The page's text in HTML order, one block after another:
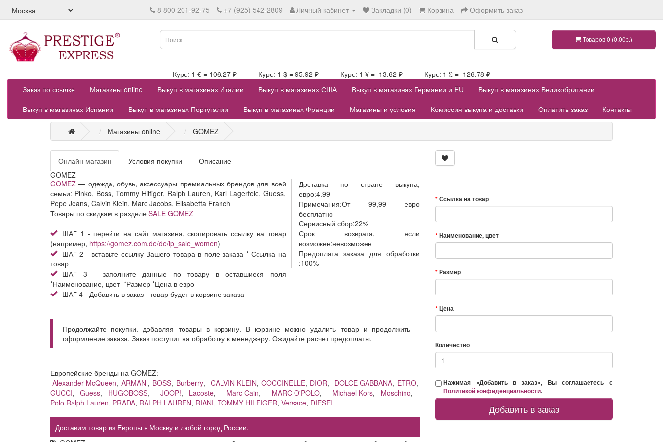
8 800 201-92-75 +7 (925) 542-2809 Личный кабинет Закладки (0) Корзина Оформить заказ
Товаров 0 (0.00р.)
Курс: 1 € = 106.27 ₽ Курс: 1 $ = 95.92 ₽ Курс: 1 ¥ = 13.62 ₽ Курс: 1 £ = 126.78 ₽
Заказ по ссылке
Магазины online Выкуп в магазинах Италии Выкуп в магазинах США Выкуп в магазинах Германии и EU
Выкуп в магазинах Великобритании
Выкуп в магазинах Испании
Выкуп в магазинах Португалии Выкуп в магазинах Франции Магазины и условия Комиссия выкупа и доставки Оплатить заказ Контакты
Магазины online GOMEZ
Онлайн магазин Условия покупки
Описание
GOMEZ
Доставка
по стране выкупа,
евро:4.99
Примечания:От 99,99 евро
бесплатно
Сервисный сбор:22%
Срок возврата,
если
возможен:невозможен
Предоплата заказа
для обработки
:100%
GOMEZ — одежда, обувь, аксессуары премиальных брендов для всей
семьи: Pinko, Boss, Tommy Hilfiger, Ralph Lauren, Karl Lagerfeld, Guess,
Pepe Jeans, Calvin Klein, Marc Jacobs, Elisabetta Franch
Товары по скидкам в разделе SALE GOMEZ
ШАГ 1 - перейти на сайт магазина, скопировать ссылку на товар
(например, https://gomez.com.de/de/lp_sale_women)
ШАГ 2 - вставьте ссылку Вашего товара в поле заказа * Ссылка на
товар
ШАГ 3 - заполните данные по товару в оставшиеся поля
*Наименование, цвет *Размер *Цена в евро
ШАГ 4 - Добавить в заказ - товар будет в корзине заказа
Продолжайте покупки, добавляя товары в корзину. В корзине можно удалить товар и продолжить
оформление заказа. Заказ поступит на обработку к менеджеру. Ожидайте расчет предоплаты.
Европейские бренды на GOMEZ:
Alexander McQueen, ARMANI, BOSS, Burberry,CALVIN KLEIN, COCCINELLE, DIOR, DOLCE GABBANA, ETRO,
GUCCI,Guess, HUGOBOSS,JOOP!, Lacoste, Marc Cain, MARC O'POLO, Michael Kors, Moschino,
Polo Ralph Lauren, PRADA, RALPH LAUREN, RIANI, TOMMY HILFIGER, Versace, DIESEL
Доставим товар из Европы в Москву и любой город России.
Ссылка на товар
Наименование, цвет
Размер
Цена
Количество
Нажимая «Добавить в заказ», Вы соглашаетесь с
Политикой конфиденциальности.
Добавить в заказ